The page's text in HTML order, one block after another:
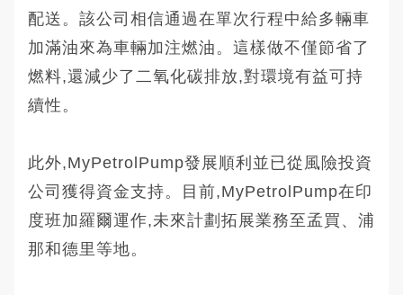
配送。該公司相信通過在單次行程中給多輛車
加滿油來為車輛加注燃油。這樣做不僅節省了
燃料,還減少了二氧化碳排放,對環境有益可持
續性。
此外,MyPetrolPump發展順利並已從風險投資
公司獲得資金支持。目前,MyPetrolPump在印
度班加羅爾運作,未來計劃拓展業務至孟買、浦
那和德里等地。